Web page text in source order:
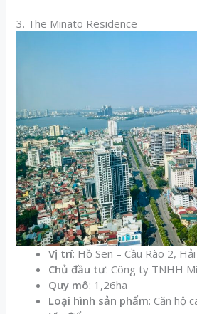
3. The Minato Residence
Vị trí: Hồ Sen – Cầu Rào 2,
Chủ đầu tư: Công ty TNHH
Quy mô: 1,26ha
Loại hình sản phẩm: Căn hộ